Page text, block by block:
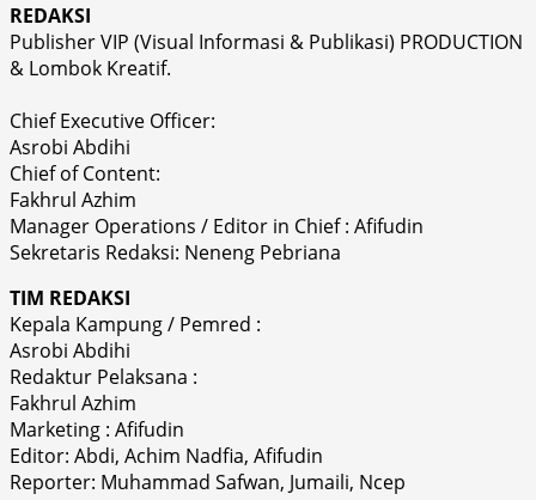
REDAKSI
Publisher VIP (Visual Informasi & Publikasi) PRODUCTION
& Lombok Kreatif.
Chief Executive Officer:
Asrobi Abdihi
Chief of Content:
Fakhrul Azhim
Manager Operations / Editor in Chief : Afifudin
Sekretaris Redaksi: Neneng Pebriana
TIM REDAKSI
Kepala Kampung / Pemred :
Asrobi Abdihi
Redaktur Pelaksana :
Fakhrul Azhim
Marketing : Afifudin
Editor: Abdi, Achim Nadfia, Afifudin
Reporter: Muhammad Safwan, Jumaili, Ncep